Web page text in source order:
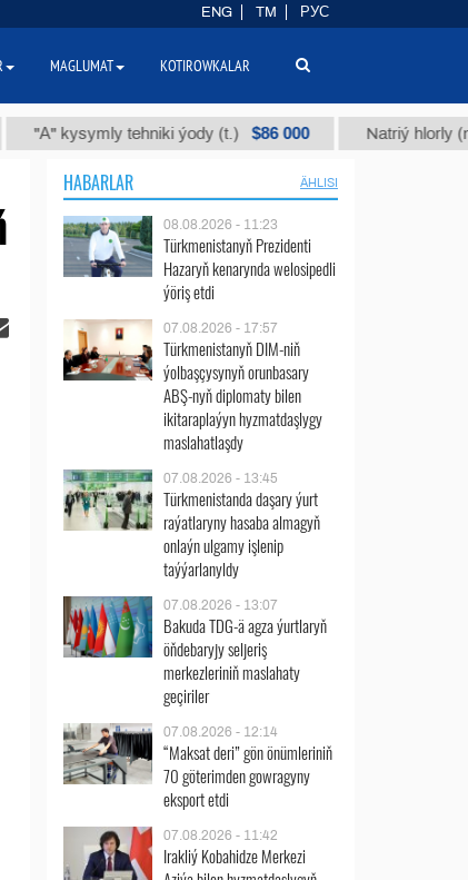
tehniki ýody (t.) $86 000 Natriý hlorly (nahar
HABARLAR ÄHLISI
08.08.2026 - 11:23
Türkmenistanyň Prezidenti
Hazaryň kenarynda welosipedli
ýöriş etdi
07.08.2026 - 17:57
Türkmenistanyň DIM-niň
ýolbaşçysynyň orunbasary
ABŞ-nyň diplomaty bilen
ikitaraplaýyn hyzmatdaşlygy
maslahatlaşdy
07.08.2026 - 13:45
Türkmenistanda daşary ýurt
raýatlaryny hasaba almagyň
onlaýn ulgamy işlenip
taýýarlanyldy
07.08.2026 - 13:07
Bakuda TDG-ä agza ýurtlaryň
öňdebaryjy seljeriş
merkezleriniň maslahaty
geçiriler
07.08.2026 - 12:14
“Maksat deri” gön önümleriniň
70 göterimden gowragyny
eksport etdi
07.08.2026 - 11:42
Irakliý Kobahidze Merkezi
ENG TM РУС
MAGLUMAT KOTIROWKALAR